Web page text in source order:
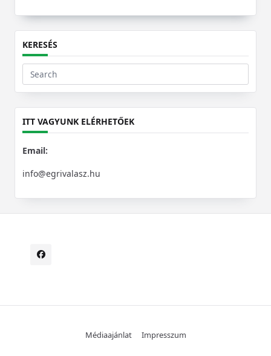
KERESÉS
Search
for:
ITT VAGYUNK ELÉRHETŐEK
Email:
info@egrivalasz.hu
Médiaajánlat Impresszum